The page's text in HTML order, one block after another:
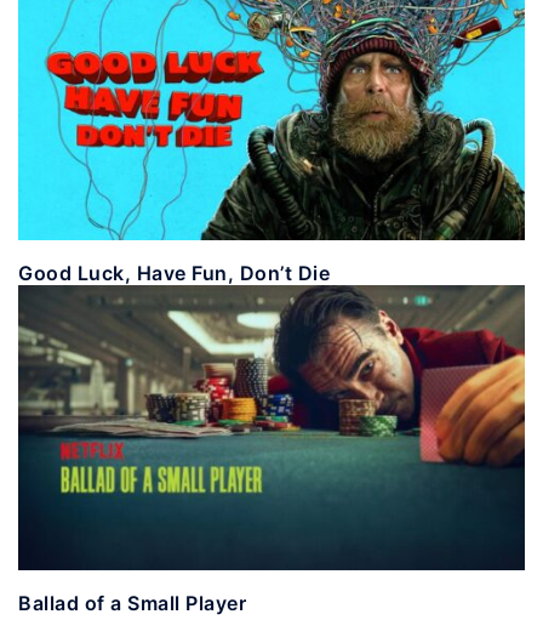
Good Luck, Have Fun, Don’t Die
Ballad of a Small Player